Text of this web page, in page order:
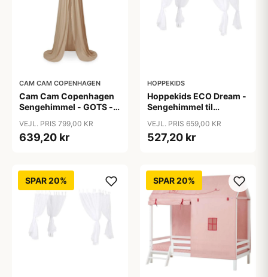
CAM CAM COPENHAGEN
Cam Cam Copenhagen
Sengehimmel - GOTS -
VEJL. PRIS 799,00 KR
639,20 kr
HOPPEKIDS
Hoppekids ECO Dream -
Sengehimmel til
Størrelser -
Hvid/Transparent
VEJL. PRIS 659,00 KR
527,20 kr
SPAR 20% SPAR 20%